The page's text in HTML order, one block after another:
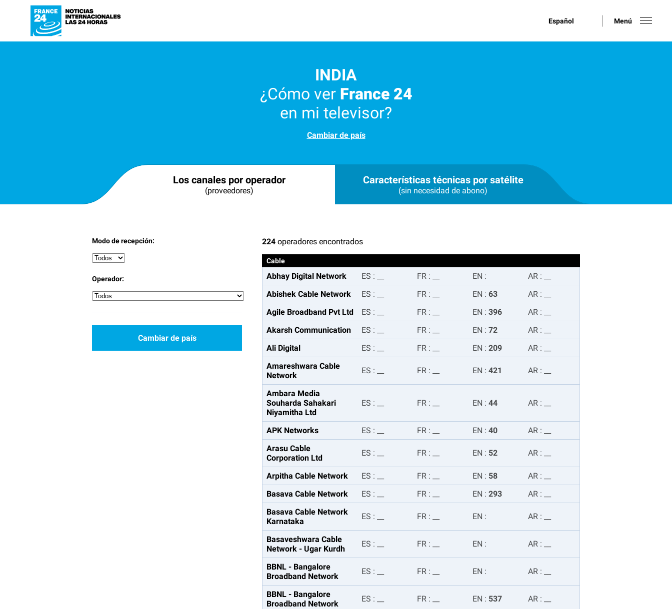
Español Menú
INDIA
¿Cómo ver France 24
en mi televisor?
Cambiar de país
Los canales por operador
(proveedores)
Características técnicas por satélite
(sin necesidad de abono)
Modo de recepción:
Operador:
Cambiar de país
224 operadores encontrados
Cable
Abhay Digital Network ES : FR : EN : AR :
Abishek Cable Network
ES : FR : EN : 63 AR :
Agile Broadband Pvt Ltd
ES : FR : EN : 396 AR :
Akarsh Communication
ES : FR : EN : 72 AR :
Ali Digital
ES : FR : EN : 209 AR :
Amareshwara Cable
Network
ES : FR : EN : 421 AR :
Ambara Media
Souharda Sahakari
Niyamitha Ltd
ES : FR : EN : 44 AR :
APK Networks ES : FR : EN : 40 AR :
Arasu Cable
Corporation Ltd
ES : FR : EN : 52 AR :
Arpitha Cable Network ES : FR : EN : 58 AR :
Basava Cable Network
ES : FR : EN : 293 AR :
Basava Cable Network
Karnataka
ES : FR : EN : AR :
Basaveshwara Cable
Network - Ugar Kurdh
ES : FR : EN : AR :
BBNL - Bangalore
Broadband Network
ES : FR : EN : AR :
BBNL - Bangalore
Broadband Network
ES : FR : EN : 537 AR :